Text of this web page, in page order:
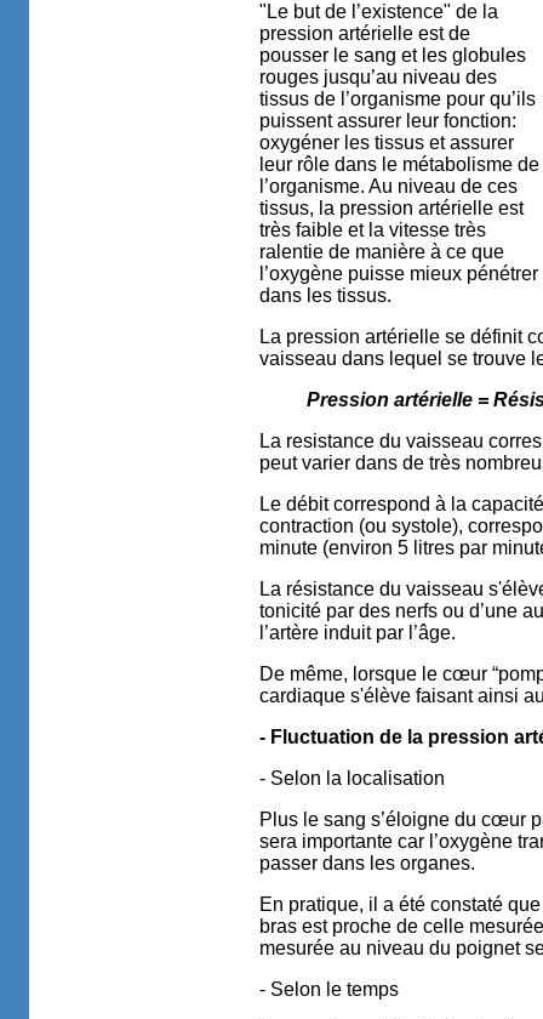
"Le but de l’existence" de la
pression artérielle est de
pousser le sang et les globules
rouges jusqu’au niveau des
tissus de l’organisme pour qu’ils
puissent assurer leur fonction:
oxygéner les tissus et assurer
leur rôle dans le métabolisme de
l’organisme. Au niveau de ces
tissus, la pression artérielle est
très faible et la vitesse très
ralentie de manière à ce que
l’oxygène puisse mieux pénétrer
dans les tissus.
La pression artérielle se définit
vaisseau dans lequel se trouve
Pression artérielle =
La resistance du vaisseau
peut varier dans de très
Le débit correspond à la
contraction (ou systole),
minute (environ 5 litres par
La résistance du vaisseau
tonicité par des nerfs ou d’une
l’artère induit par l’âge.
De même, lorsque le cœur
cardiaque s'élève faisant ainsi
- Fluctuation de la pression
- Selon la localisation
Plus le sang s’éloigne du cœur
sera importante car l’oxygène
passer dans les organes.
En pratique, il a été constaté
bras est proche de celle
mesurée au niveau du poignet
- Selon le temps